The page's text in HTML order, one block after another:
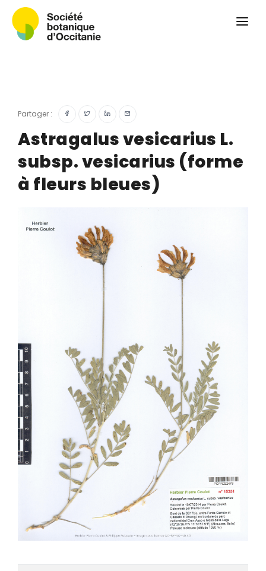
Herbier PCPR
Ressources
Actualités et calendrier
Partager :
Astragalus vesicarius L.
subsp. vesicarius (forme
à fleurs bleues)